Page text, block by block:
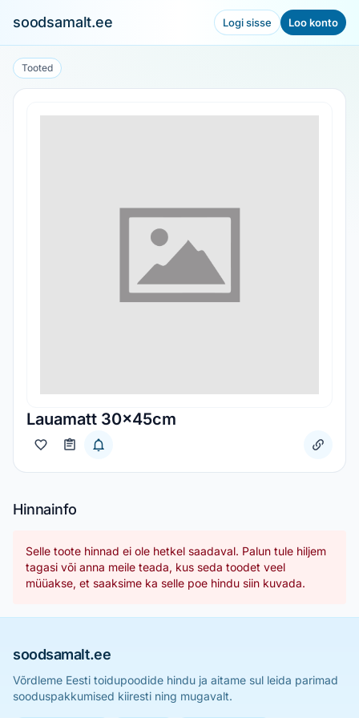
soodsamalt.ee Logi sisse Loo konto
Tooted
Lauamatt 30×45cm
Hinnainfo
Selle toote hinnad ei ole hetkel saadaval. Palun tule hiljem
tagasi või anna meile teada, kus seda toodet veel
müüakse, et saaksime ka selle poe hindu siin kuvada.
soodsamalt.ee
Võrdleme Eesti toidupoodide hindu ja aitame sul leida parimad
sooduspakkumised kiiresti ning mugavalt.